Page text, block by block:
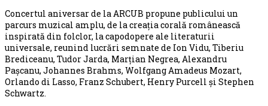
Concertul aniversar de la ARCUB propune publicului un
parcurs muzical amplu, de la creația corală românească
inspirată din folclor, la capodopere ale literaturii
universale, reunind lucrări semnate de Ion Vidu, Tiberiu
Brediceanu, Tudor Jarda, Marțian Negrea, Alexandru
Pașcanu, Johannes Brahms, Wolfgang Amadeus Mozart,
Orlando di Lasso, Franz Schubert, Henry Purcell și Stephen
Schwartz.